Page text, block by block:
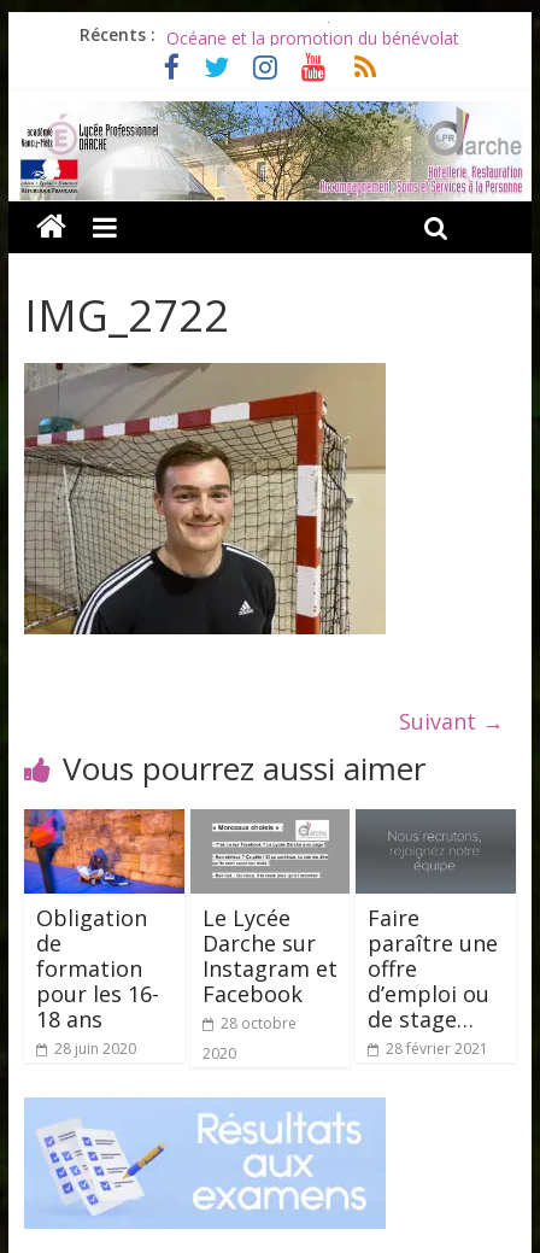
Récents :
Les ULiS en haut du podium
Océane et la promotion du bénévolat
Bonnes vacances à tous !
Infos rentrée septembre 2026
Soirée d’adieux au Lycée Darche
IMG_2722
Suivant →
Vous pourrez aussi aimer
Obligation
de
formation
pour les 16-
18 ans
28 juin 2020
Le Lycée
Darche sur
Instagram et
Facebook
28 octobre
2020
Faire
paraître une
offre
d’emploi ou
de stage…
28 février 2021